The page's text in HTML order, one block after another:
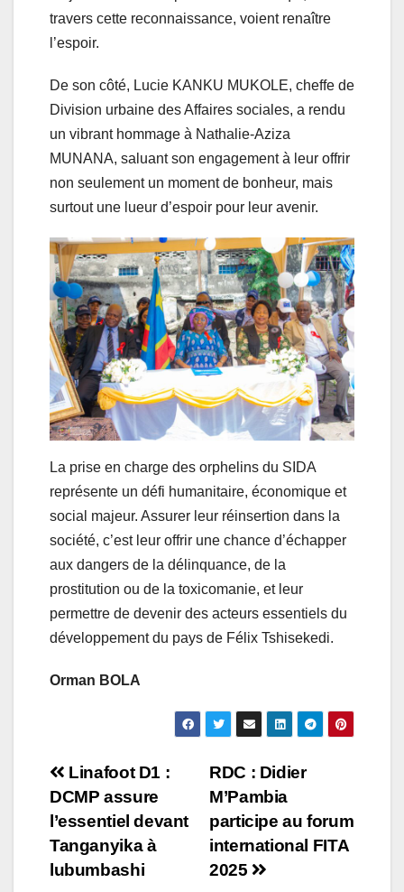
travers cette reconnaissance, voient renaître
l’espoir.
De son côté, Lucie KANKU MUKOLE, cheffe de
Division urbaine des Affaires sociales, a rendu
un vibrant hommage à Nathalie-Aziza
MUNANA, saluant son engagement à leur offrir
non seulement un moment de bonheur, mais
surtout une lueur d’espoir pour leur avenir.
La prise en charge des orphelins du SIDA
représente un défi humanitaire, économique et
social majeur. Assurer leur réinsertion dans la
société, c’est leur offrir une chance d’échapper
aux dangers de la délinquance, de la
prostitution ou de la toxicomanie, et leur
permettre de devenir des acteurs essentiels du
développement du pays de Félix Tshisekedi.
Orman BOLA
Navigation
de
l’article
RDC : Didier
M’Pambia
participe au forum
international FITA
2025
Linafoot D1 :
DCMP assure
l’essentiel devant
Tanganyika à
lubumbashi